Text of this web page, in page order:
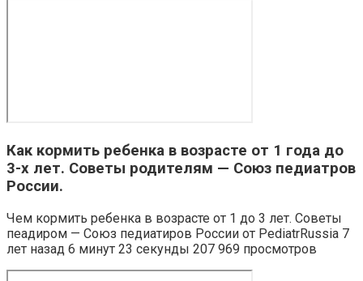
Как кормить ребенка в возрасте от 1 года до
3-х лет. Советы родителям — Союз педиатров
России.
Чем кормить ребенка в возрасте от 1 до 3 лет. Советы
пеадиром — Союз педиатиров России от PediatrRussia 7
лет назад 6 минут 23 секунды 207 969 просмотров